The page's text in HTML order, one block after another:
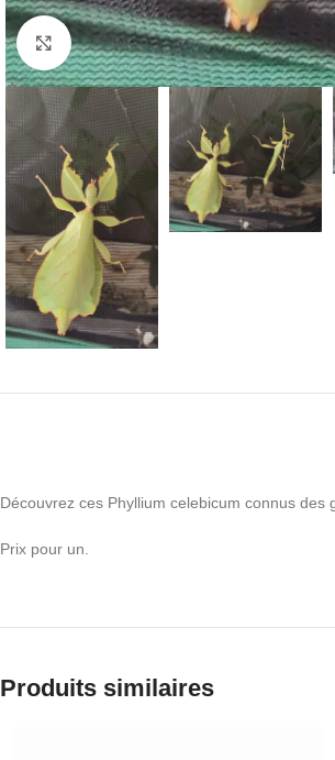
Click to enlarge
Découvrez ces Phyllium celebicum connus des
Prix ​​pour un.
Produits similaires